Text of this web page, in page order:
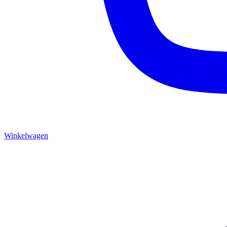
Winkelwagen